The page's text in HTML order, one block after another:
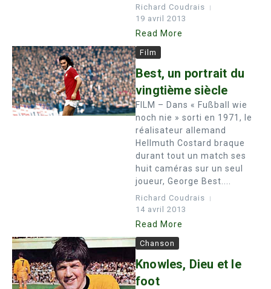
Richard Coudrais
19 avril 2013
Read More
Film
Best, un portrait du
vingtième siècle
FILM – Dans « Fußball wie
noch nie » sorti en 1971, le
réalisateur allemand
Hellmuth Costard braque
durant tout un match ses
huit caméras sur un seul
joueur, George Best....
Richard Coudrais
14 avril 2013
Read More
Chanson
Knowles, Dieu et le
foot